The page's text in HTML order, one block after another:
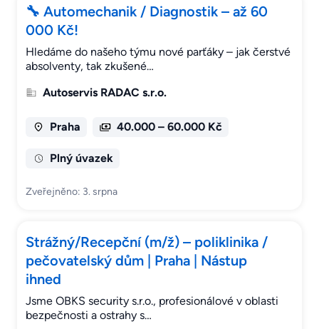
🔧 Automechanik / Diagnostik – až 60
000 Kč!
Hledáme do našeho týmu nové parťáky – jak čerstvé
absolventy, tak zkušené…
Autoservis RADAC s.r.o.
Praha 40.000 – 60.000 Kč
Plný úvazek
Zveřejněno: 3. srpna
Strážný/Recepční (m/ž) – poliklinika /
pečovatelský dům | Praha | Nástup
ihned
Jsme OBKS security s.r.o., profesionálové v oblasti
bezpečnosti a ostrahy s…